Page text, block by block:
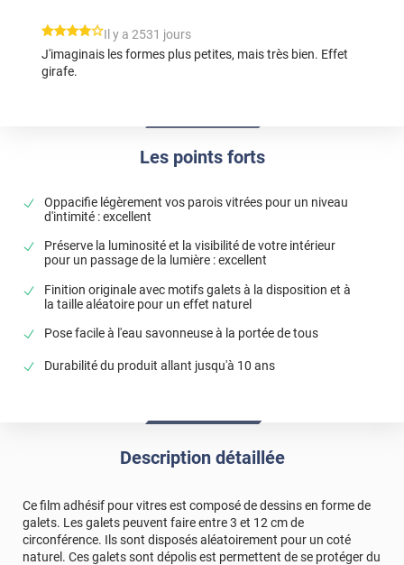
Les points forts
Oppacifie légèrement vos parois vitrées pour un niveau
d'intimité : excellent
Préserve la luminosité et la visibilité de votre intérieur
pour un passage de la lumière : excellent
Finition originale avec motifs galets à la disposition et à
la taille aléatoire pour un effet naturel
Pose facile à l'eau savonneuse à la portée de tous
Durabilité du produit allant jusqu'à 10 ans
*****Il y a 2531 jours
J'imaginais les formes plus petites, mais très bien. Effet
girafe.
Description détaillée
Ce film adhésif pour vitres est composé de dessins en forme de
galets. Les galets peuvent faire entre 3 et 12 cm de
circonférence. Ils sont disposés aléatoirement pour un coté
naturel. Ces galets sont dépolis est permettent de se protéger du